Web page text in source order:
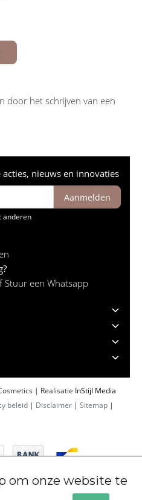
door het schrijven van een
nieuws en innovaties
Aanmelden
anderen
Stuur een Whatsapp
| Realisatie InStijl Media
beleid | Disclaimer | Sitemap |
om onze website te